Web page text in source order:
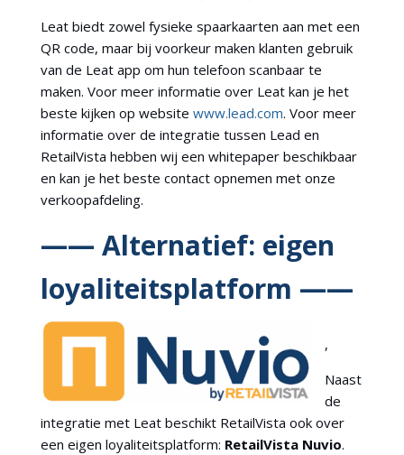
Leat biedt zowel fysieke spaarkaarten aan met een
QR code, maar bij voorkeur maken klanten gebruik
van de Leat app om hun telefoon scanbaar te
maken. Voor meer informatie over Leat kan je het
beste kijken op website www.lead.com. Voor meer
informatie over de integratie tussen Lead en
RetailVista hebben wij een whitepaper beschikbaar
en kan je het beste contact opnemen met onze
verkoopafdeling.
—— Alternatief: eigen
loyaliteitsplatform ——
,
Naast
de
integratie met Leat beschikt RetailVista ook over
een eigen loyaliteitsplatform: RetailVista Nuvio.